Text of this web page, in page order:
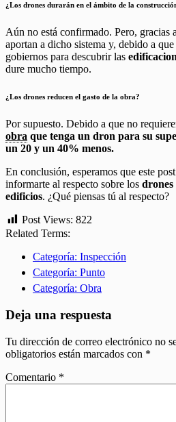
¿Los drones durarán en el ámbito de la
Aún no está confirmado. Pero, gracias
aportan a dicho sistema y, debido a
gobiernos para descubrir las
dure mucho tiempo.
¿Los drones reducen el gasto de la obra?
Por supuesto. Debido a que no
obra que tenga un dron para su
un 20 y un 40% menos.
En conclusión, esperamos que este
informarte al respecto sobre los drones
edificios. ¿Qué piensas tú al respecto?
Post Views: 822
Related Terms:
Categoría: Inspección
Categoría: Punto
Categoría: Obra
Deja una respuesta
Tu dirección de correo electrónico no
obligatorios están marcados con *
Comentario *